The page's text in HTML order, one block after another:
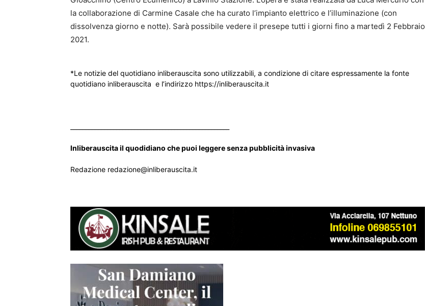
la collaborazione di Carmine Casale che ha curato l’impianto elettrico e l’illuminazione (con
dissolvenza giorno e notte). Sarà possibile vedere il presepe tutti i giorni fino a martedì 2 Febbraio
2021.
*Le notizie del quotidiano inliberauscita sono utilizzabili, a condizione di citare espressamente la fonte
quotidiano inliberauscita e l’indirizzo https://inliberauscita.it
Inliberauscita il quodidiano che puoi leggere senza pubblicità invasiva
Redazione redazione@inliberauscita.it